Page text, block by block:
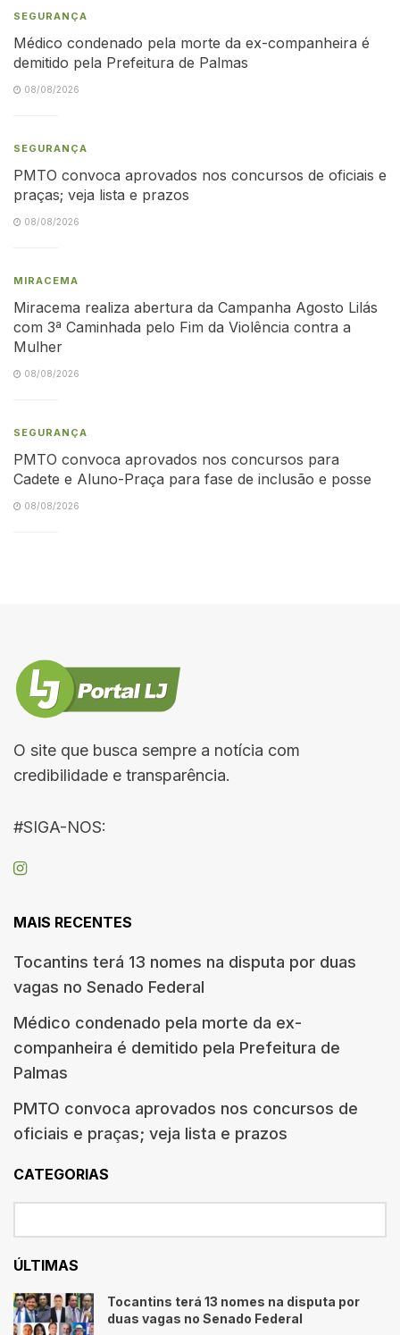
SEGURANÇA
Médico condenado pela morte da ex-companheira é
demitido pela Prefeitura de Palmas
08/08/2026
SEGURANÇA
PMTO convoca aprovados nos concursos de oficiais e
praças; veja lista e prazos
08/08/2026
MIRACEMA
Miracema realiza abertura da Campanha Agosto Lilás
com 3ª Caminhada pelo Fim da Violência contra a
Mulher
08/08/2026
SEGURANÇA
PMTO convoca aprovados nos concursos para
Cadete e Aluno-Praça para fase de inclusão e posse
08/08/2026
O site que busca sempre a notícia com
credibilidade e transparência.
#SIGA-NOS:
MAIS RECENTES
Tocantins terá 13 nomes na disputa por duas
vagas no Senado Federal
Médico condenado pela morte da ex-
companheira é demitido pela Prefeitura de
Palmas
PMTO convoca aprovados nos concursos de
oficiais e praças; veja lista e prazos
CATEGORIAS
ÚLTIMAS
Tocantins terá 13 nomes na disputa por
duas vagas no Senado Federal